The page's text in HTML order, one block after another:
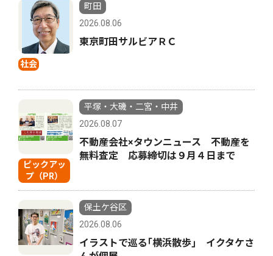
社会
町田
2026.08.06
東京町田サルビアＲＣ
ピックアッ
プ（PR）
平塚・大磯・二宮・中井
2026.08.07
不動産会社×タウンニュース 不動産を
無料査定 応募締切は９月４日まで
保土ケ谷区
2026.08.06
イラストで巡る｢横浜散歩｣ イクタケさ